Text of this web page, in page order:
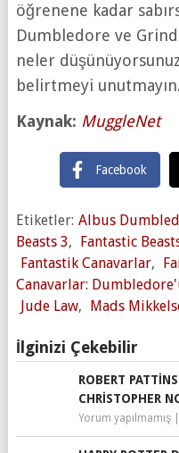
öğrenene kadar
Dumbledore ve
neler
belirtmeyi unutmayın.
Kaynak: MuggleNet
Facebook
Etiketler: Albus
Beasts 3, Fantastic
Fantastik Canavarlar,
Canavarlar:
Jude Law, Mads
İlginizi Çekebilir
ROBERT
CHRISTOPHER
Yorum yapılmamış|